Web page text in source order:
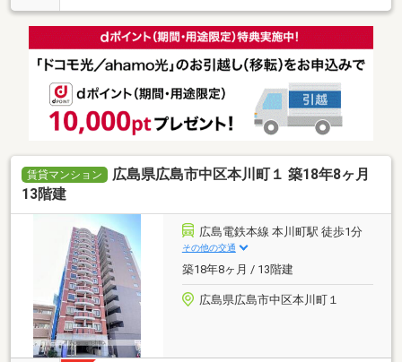
賃貸マンション
広島県広島市中区本川町１ 築18年8ヶ月
13階建
広島電鉄本線 本川町駅 徒歩1分
その他の交通
築18年8ヶ月 / 13階建
広島県広島市中区本川町１